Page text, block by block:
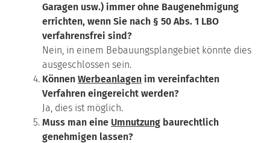
Garagen usw.) immer ohne Baugenehmigung
errichten, wenn Sie nach § 50 Abs. 1 LBO
verfahrensfrei sind?
Nein, in einem Bebauungsplangebiet könnte dies
ausgeschlossen sein.
Können Werbeanlagen im vereinfachten
Verfahren eingereicht werden?
Ja, dies ist möglich.
Muss man eine Umnutzung baurechtlich
genehmigen lassen?